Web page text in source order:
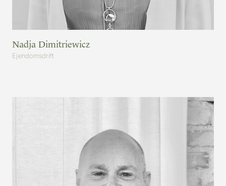
Nadja Dimitriewicz
Ejendomsdrift